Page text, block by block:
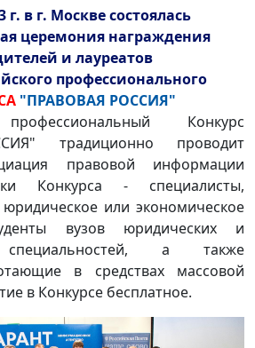
г. в г. Москве состоялась
церемония награждения
и лауреатов
профессионального
"ПРАВОВАЯ РОССИЯ"
Конкурс
традиционно проводит
правовой информации
Конкурса - специалисты,
или экономическое
вузов юридических и
специальностей, а также
в средствах массовой
в Конкурсе бесплатное.